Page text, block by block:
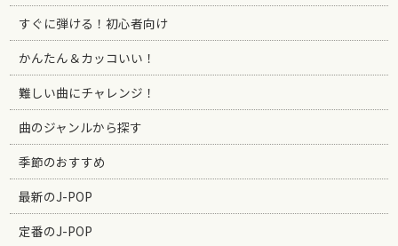
すぐに弾ける！初心者向け
かんたん＆カッコいい！
難しい曲にチャレンジ！
曲のジャンルから探す
季節のおすすめ
最新のJ-POP
定番のJ-POP